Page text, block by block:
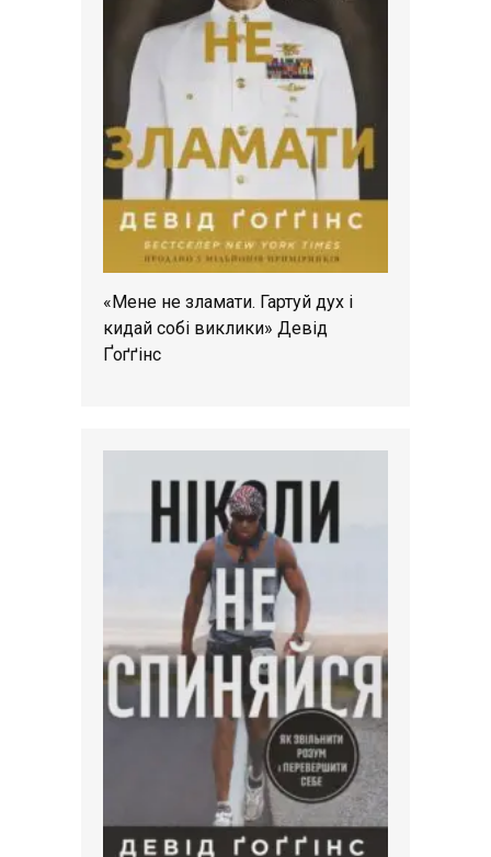
«Мене не зламати. Гартуй дух і
кидай собі виклики» Девід
Ґоґґінс